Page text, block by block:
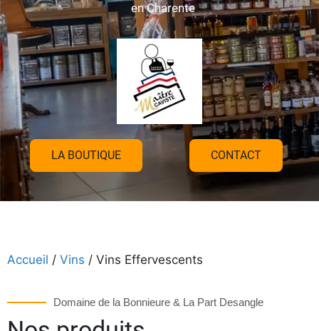
en Charente
LA BOUTIQUE CONTACT
Accueil / Vins / Vins Effervescents
Domaine de la Bonnieure & La Part Desangle